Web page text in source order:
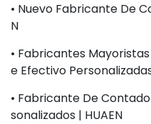
• Nuevo Fabricante De
N
• Fabricantes
E Efectivo
• Fabricante De
Sonalizados | HUAEN